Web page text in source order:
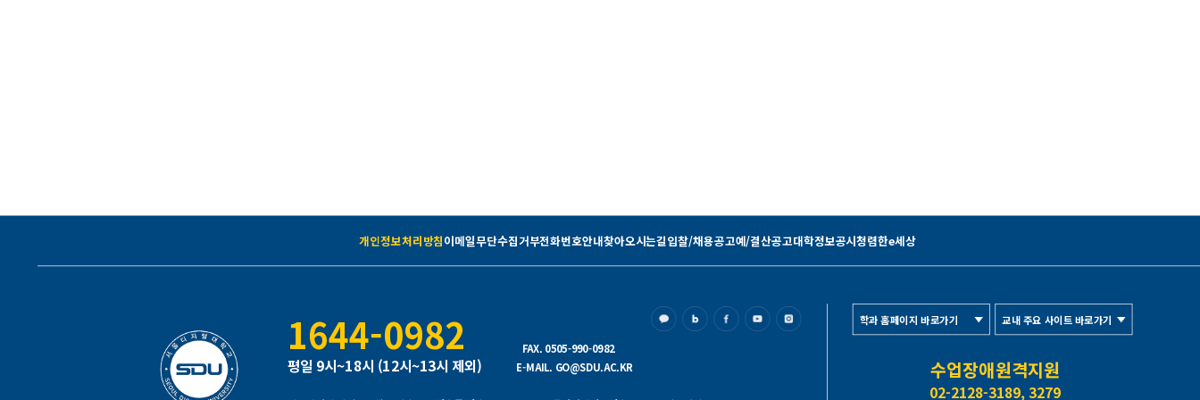
개인정보처리방침이메일무단수집거부전화번호안내찾아오시는길입찰/채용공고예/결산공고대학정보공시청렴한e세상
1644-0982
평일 9시~18시 (12시~13시 제외)
FAX. 0505-990-0982
E-MAIL. GO@SDU.AC.KR
수업장애원격지원
02-2128-3189, 3279
학과 홈페이지 바로가기 교내 주요 사이트 바로가기